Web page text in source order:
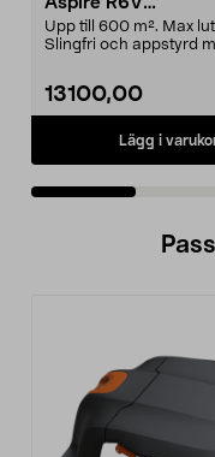
robotgräsklippare,
Upp till 600 m². Max
Slingfri och appstyrd
13100,00
Lägg i